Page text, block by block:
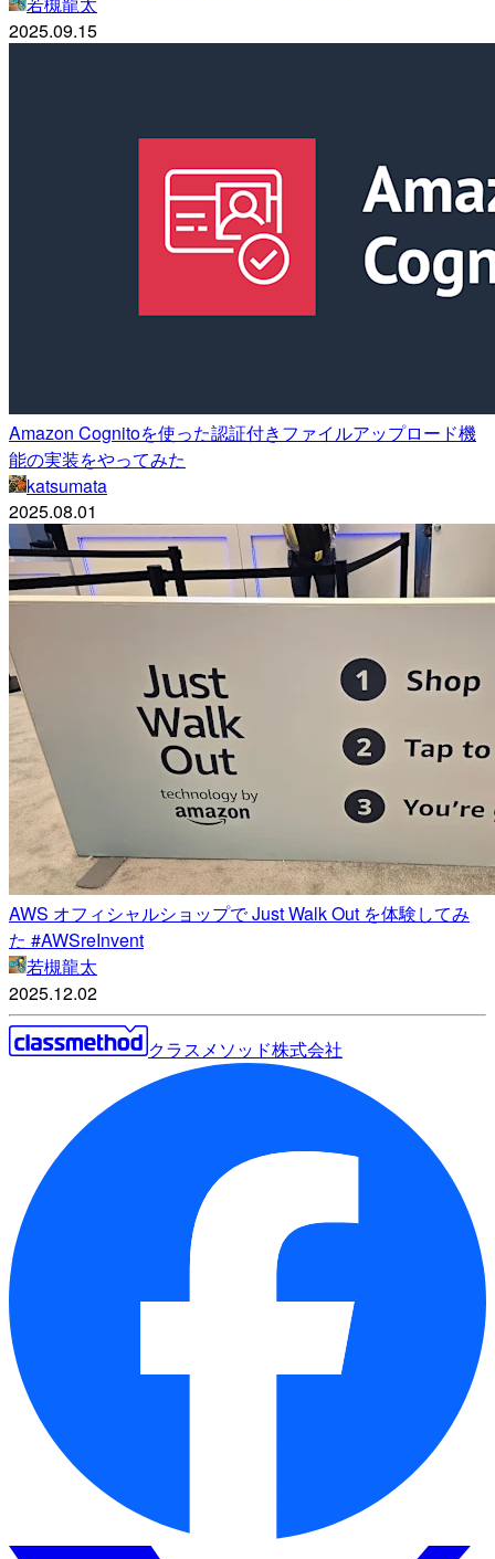
2025.09.15
Amazon Cognitoを使った認証付きファイルアップロード機
能の実装をやってみた
katsumata
2025.08.01
AWS オフィシャルショップで Just Walk Out を体験してみ
た #AWSreInvent
若槻龍太
2025.12.02
クラスメソッド株式会社